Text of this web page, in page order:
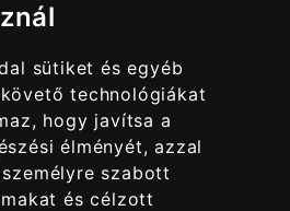
sütiket és egyéb
technológiákat
hogy javítsa a
élményét, azzal
szabott
és célzott